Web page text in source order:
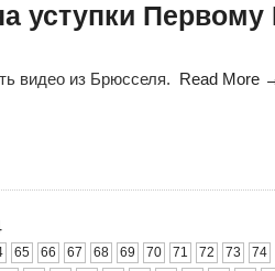
уступки Первому
видео из Брюсселя. Read More
65 66 67 68 69 70 71 72 73
74